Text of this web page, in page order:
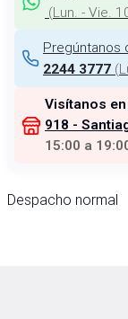
(Lun. - Vie.
Pregúntanos
2244 3777 (
Visítanos
918 -
15:00 a
Despacho normal